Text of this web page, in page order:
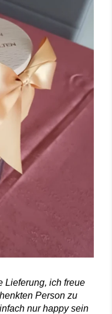
Lieferung, ich freue
Person zu
nur happy sein